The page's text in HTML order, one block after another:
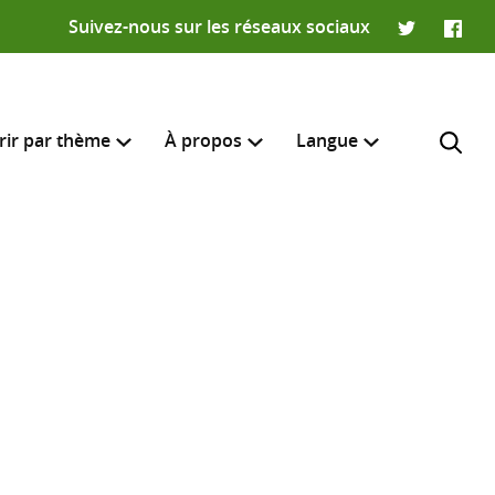
Suivez-nous sur les réseaux sociaux
Twitter
par thème À propos Langue
recherche